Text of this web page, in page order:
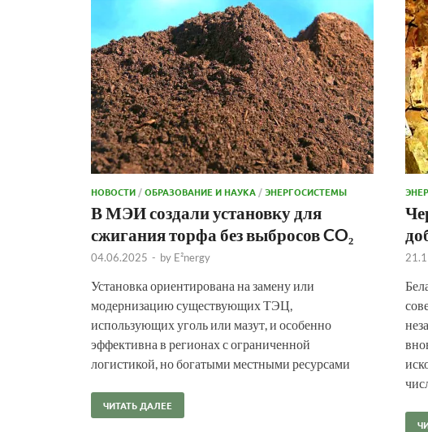
НОВОСТИ /ОБРАЗОВАНИЕ И НАУКА /ЭНЕРГОСИСТЕМЫ
В МЭИ создали установку для
сжигания торфа без выбросов CO₂
04.06.2025 - by E²nergy
Установка ориентирована на замену или
модернизацию существующих ТЭЦ,
использующих уголь или мазут, и особенно
эффективна в регионах с ограниченной
логистикой, но богатыми местными ресурсами
ЧИТАТЬ ДАЛЕЕ